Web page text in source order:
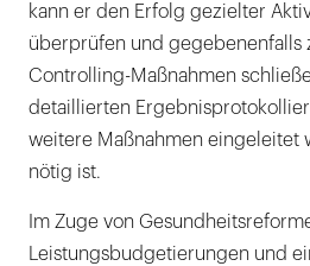
kann er den Erfolg gezielter
überprüfen und gegebenenfalls
Controlling-Maßnahmen
detaillierten
weitere Maßnahmen eingeleitet
nötig ist.
Im Zuge von
Leistungsbudgetierungen und